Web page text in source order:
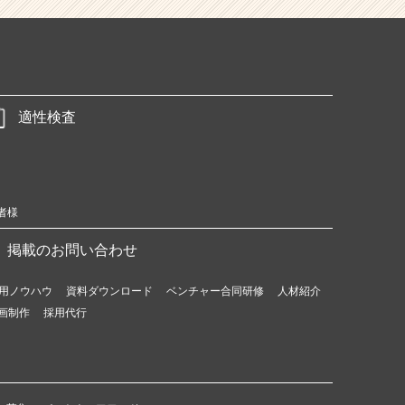
適性検査
様
掲載のお問い合わせ
ノウハウ 資料ダウンロード ベンチャー合同研修
人材紹介
制作
採用代行